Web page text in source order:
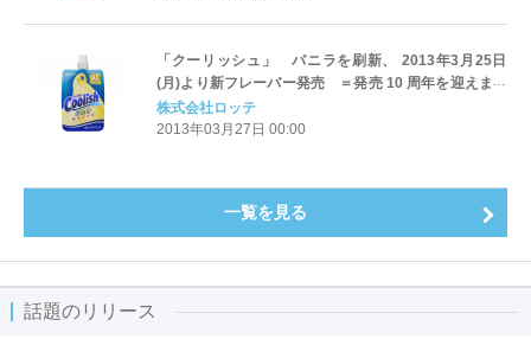
「クーリッシュ」 バニラを刷新、 2013年3月25日
(月)より新フレーバー発売 ＝発売 10 周年を迎えまし
た！ ＝
株式会社ロッテ
2013年03月27日 00:00
一覧を見る
話題のリリース